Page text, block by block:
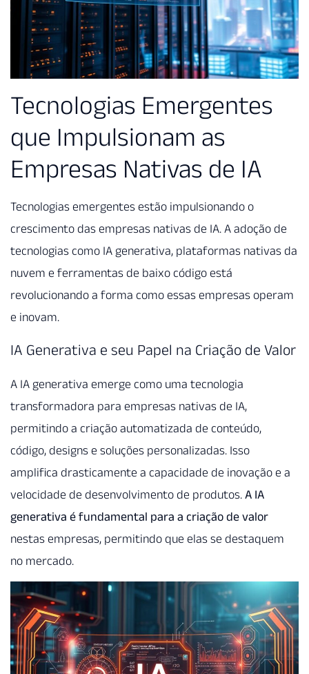
Tecnologias Emergentes
que Impulsionam as
Empresas Nativas de IA
Tecnologias emergentes estão impulsionando o
crescimento das empresas nativas de IA. A adoção de
tecnologias como IA generativa, plataformas nativas da
nuvem e ferramentas de baixo código está
revolucionando a forma como essas empresas operam
e inovam.
IA Generativa e seu Papel na Criação de Valor
A IA generativa emerge como uma tecnologia
transformadora para empresas nativas de IA,
permitindo a criação automatizada de conteúdo,
código, designs e soluções personalizadas. Isso
amplifica drasticamente a capacidade de inovação e a
velocidade de desenvolvimento de produtos. A IA
generativa é fundamental para a criação de valor
nestas empresas, permitindo que elas se destaquem
no mercado.